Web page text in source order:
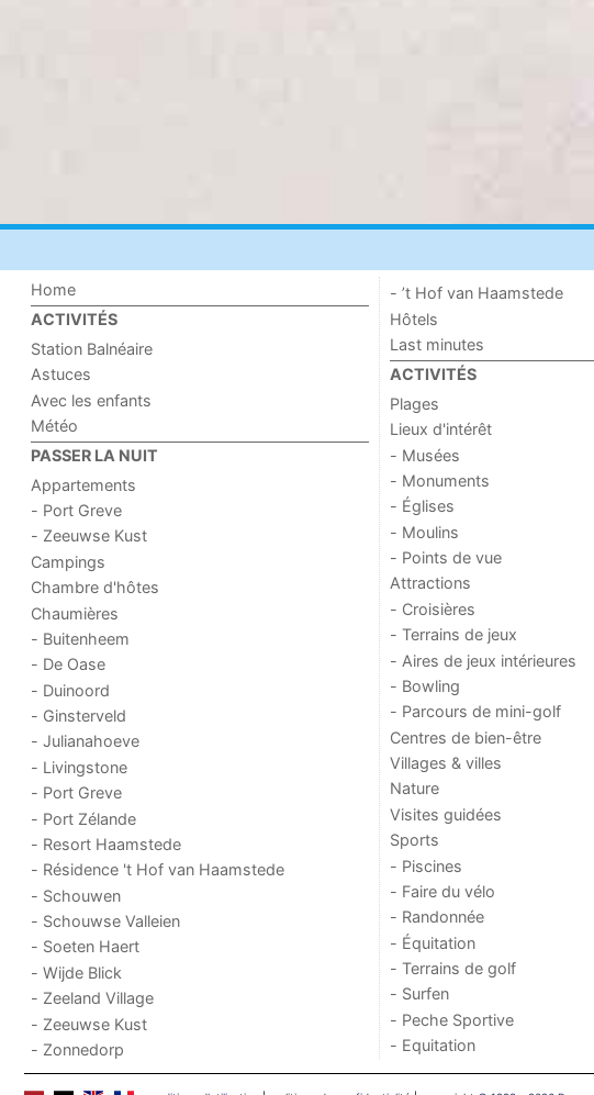
Home
ACTIVITÉS
Station Balnéaire
Astuces
Avec les enfants
Météo
PASSER LA NUIT
Appartements
- Port Greve
- Zeeuwse Kust
Campings
Chambre d'hôtes
Chaumières
- Buitenheem
- De Oase
- Duinoord
- Ginsterveld
- Julianahoeve
- Livingstone
- Port Greve
- Port Zélande
- Resort Haamstede
- Résidence 't Hof van Haamstede
- Schouwen
- Schouwse Valleien
- Soeten Haert
- Wijde Blick
- Zeeland Village
- Zeeuwse Kust
- Zonnedorp
- ’t Hof van Haamstede
Hôtels
Last minutes
ACTIVITÉS
Plages
Lieux d'intérêt
- Musées
- Monuments
- Églises
- Moulins
- Points de vue
Attractions
- Croisières
- Terrains de jeux
- Aires de jeux intérieures
- Bowling
- Parcours de mini-golf
Centres de bien-être
Villages & villes
Nature
Visites guidées
Sports
- Piscines
- Faire du vélo
- Randonnée
- Équitation
- Terrains de golf
- Surfen
- Peche Sportive
- Equitation